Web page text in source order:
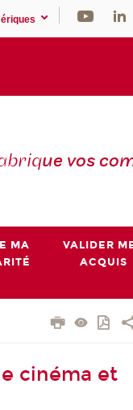
ue vos
MA
VALIDER
ACQUIS
cinéma et